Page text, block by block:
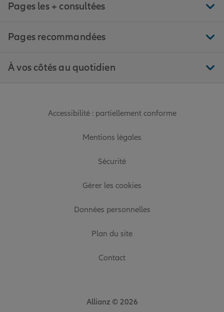
Pages les + consultées
Pages recommandées
À vos côtés au quotidien
Accessibilité : partiellement conforme
Mentions légales
Sécurité
Gérer les cookies
Données personnelles
Plan du site
Contact
Allianz © 2026